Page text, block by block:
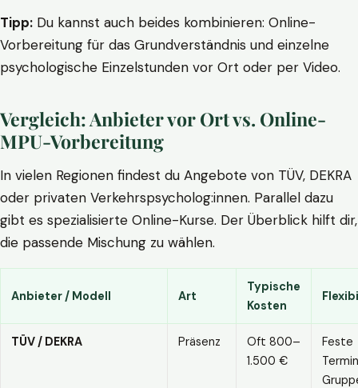
Tipp: Du kannst auch beides kombinieren: Online-
Vorbereitung für das Grundverständnis und einzelne
psychologische Einzelstunden vor Ort oder per Video.
Vergleich: Anbieter vor Ort vs. Online-
MPU-Vorbereitung
In vielen Regionen findest du Angebote von TÜV, DEKRA
oder privaten Verkehrspsycholog:innen. Parallel dazu
gibt es spezialisierte Online-Kurse. Der Überblick hilft dir,
die passende Mischung zu wählen.
Anbieter / Modell Art
Typische
Kosten
TÜV / DEKRA Präsenz
Oft 800–
1.500 €
Feste